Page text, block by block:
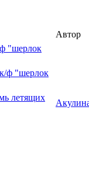
Автор
"шерлок
ф "шерлок
летящих